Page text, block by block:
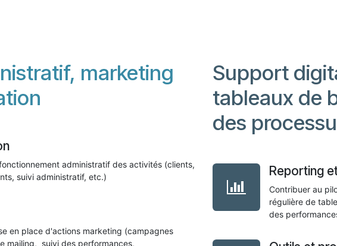
marketing
administratif des activités (clients,
suivi administratif, etc.)
en place d'actions marketing (campagnes
mailing, suivi des performances,
Support
tableaux de
des
Reporting
Contribuer au
régulière de
des